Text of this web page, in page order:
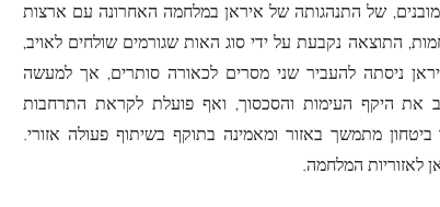
של התנהגותה של איראן במלחמה האחרונה עם ארצות
התוצאה נקבעת על ידי סוג האות שגורמים שולחים לאויב,
ניסתה להעביר שני מסרים לכאורה סותרים, אך למעשה
את היקף העימות והסכסוך, ואף פועלת לקראת התרחבות
מתמשך באזור ומאמינה בתוקף בשיתוף פעולה אזורי.
לאזוריות המלחמה.